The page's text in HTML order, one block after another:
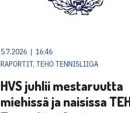
5.7.2026 | 16:46
RAPORTIT, TEHO TENNISLIIGA
HVS juhlii mestaruutta
miehissä ja naisissa